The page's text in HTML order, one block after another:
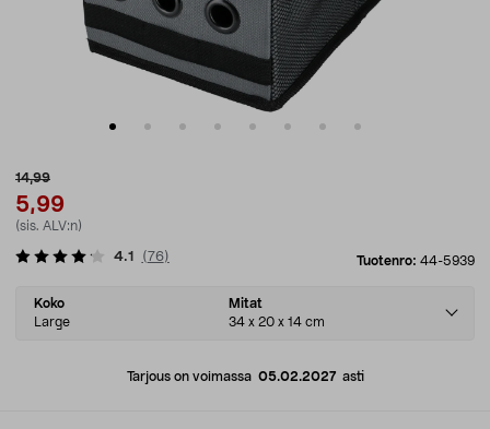
14,99
5,99
(sis. ALV:n)
Tuotenro: 44-5939
4.1 (76)
Select
variant
Koko
Large
Mitat
34 x 20 x 14 cm
Tarjous on voimassa 05.02.2027asti